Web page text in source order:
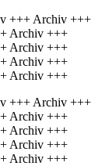
+++ Archiv +++
Archiv +++
Archiv +++
Archiv +++
Archiv +++
+++ Archiv +++
Archiv +++
Archiv +++
Archiv +++
Archiv +++